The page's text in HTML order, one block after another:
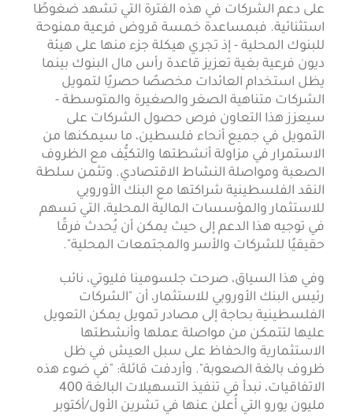
على دعم الشركات في هذه الفترة التي تشهد ضغوطًا
استثنائية. فبمساعدة خمسة قروض فرعية ممنوحة
للبنوك المحلية - إذ تجري هيكلة جزء منها على هيئة
ديون فرعية بغية تعزيز قاعدة رأس مال البنوك بينما
يظل استخدام العائدات مخصصًا حصريًا لتمويل
الشركات متناهية الصغر والصغيرة والمتوسطة -
سيعزز هذا التعاون فرص حصول الشركات على
التمويل في جميع أنحاء فلسطين، ما سيمكنها من
الاستمرار في مزاولة أنشطتها والتكيُّف مع الظروف
الصعبة ومواصلة النشاط الاقتصادي. وتثمن سلطة
النقد الفلسطينية شراكتها مع البنك الأوروبي
للاستثمار والمؤسسات المالية المحلية، التي تسهم
في توجيه هذا الدعم إلى حيث يمكن أن يُحدث فرقًا
حقيقيًا للشركات والأسر والمجتمعات المحلية".
وفي هذا السياق، صرحت جلسومينا فليوتي، نائب
رئيس البنك الأوروبي للاستثمار، أن "الشركات
الفلسطينية بحاجة إلى مصادر تمويل يمكن التعويل
عليها لتتمكن من مواصلة عملها وأنشطتها
الاستثمارية والحفاظ على سبل العيش في ظل
ظروف بالغة الصعوبة". وأردفت قائلة: "في ضوء هذه
الاتفاقيات، نبدأ في تنفيذ التسهيلات البالغة 400
مليون يورو التي أُعلن عنها في تشرين الأول/أكتوبر